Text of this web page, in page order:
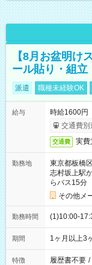
【8月お盆明け
ール貼り・組立
派遣 職種未経験OK
給与
時給1600円
交通費別
交通費 実費
勤務地
東京都板橋区
志村坂上駅
らバス15分
その他メ
勤務時間 (1)10:00-
期間 1ヶ月以上3
特徴 履歴書不要 /